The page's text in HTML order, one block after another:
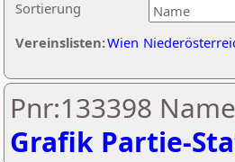
Sortierung
Vereinslisten:Wien
Pnr:133398
Grafik Partie-